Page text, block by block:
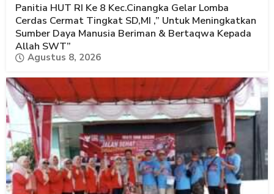
Panitia HUT RI Ke 8 Kec.Cinangka Gelar Lomba
Cerdas Cermat Tingkat SD,MI ,” Untuk Meningkatkan
Sumber Daya Manusia Beriman & Bertaqwa Kepada
Allah SWT”
Agustus 8, 2026